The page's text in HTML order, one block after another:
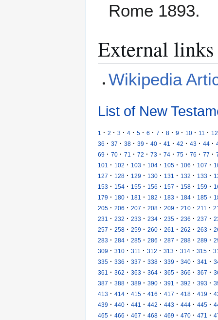
Rome 1893.
External links
Wikipedia
List of New
1 · 2 · 3 · 4 · 5 · 6 · 7 · 8 · 9 · 10 · 11 · 12
36 · 37 · 38 · 39 · 40 · 41 · 42 · 43 · 44 ·
69 · 70 · 71 · 72 · 73 · 74 · 75 · 76 · 77 ·
101
· 102 · 103 · 104 · 105 · 106 · 107 ·
127 · 128 · 129 · 130 · 131 · 132 · 133 ·
153 · 154 · 155 · 156 · 157 · 158 · 159 ·
179 · 180 · 181 · 182 · 183 · 184 · 185 ·
205 · 206 · 207 · 208 · 209 · 210 · 211 ·
231
· 232 · 233 · 234 · 235 · 236 · 237 ·
257 · 258 · 259 · 260 · 261 · 262 · 263 ·
283 · 284 · 285 · 286 · 287 · 288 · 289 ·
309 · 310 · 311 · 312 · 313 · 314 · 315 ·
335 · 336 · 337 · 338 · 339 · 340 · 341 ·
361
· 362 · 363 · 364 · 365 · 366 · 367 ·
387 · 388 · 389 · 390 · 391 · 392 · 393 ·
413 · 414 · 415 · 416 · 417 · 418 · 419 ·
439 · 440 · 441 · 442 · 443 · 444 · 445 ·
465 · 466 · 467 · 468 · 469 · 470 · 471 ·